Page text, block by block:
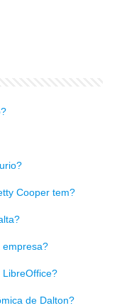
Cooper tem?
empresa?
de Dalton?